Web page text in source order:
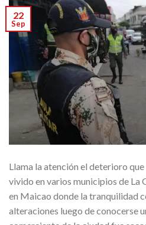
22
Sep
Llama la atención el deterioro
vivido en varios municipios de La
en Maicao donde la tranquilidad
alteraciones luego de conocerse